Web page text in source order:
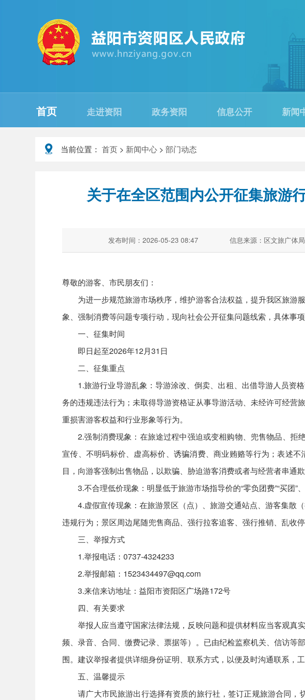
首页 走进资阳 政务资阳 信息公开 新闻
当前位置： 首页 > 新闻中心 > 部门动态
关于在全区范围内公开征集旅游
发布时间：2026-05-23 08:47 信息来源：区文旅广体局
尊敬的游客、市民朋友们：
为进一步规范旅游市场秩序，维护游客合法权益，提升我区旅游
象、强制消费等问题专项行动，现向社会公开征集问题线索，具体事项
一、征集时间
即日起至2026年12月31日
二、征集重点
1.旅游行业导游乱象：导游涂改、倒卖、出租、出借导游人员资
务的违规违法行为；未取得导游资格证从事导游活动、未经许可经
重损害游客权益和行业形象等行为。
2.强制消费现象：在旅途过程中强迫或变相购物、兜售物品、拒
宣传、不明码标价、虚高标价、诱骗消费、商业贿赂等行为；表述
目，向游客强制出售物品，以欺骗、胁迫游客消费或者与经营者串通
3.不合理低价现象：明显低于旅游市场指导价的“零负团费”“买团”、
4.虚假宣传现象：在旅游景区（点）、旅游交通站点、游客集散
违规行为；景区周边尾随兜售商品、强行拉客追客、强行推销、乱收
三、举报方式
1.举报电话：0737-4324233
2.举报邮箱：1523434497@qq.com
3.来信来访地址：益阳市资阳区广场路172号
四、有关要求
举报人应当遵守国家法律法规，反映问题和提供材料应当客观真
频、录音、合同、缴费记录、票据等）。已由纪检监察机关、信访
围。建议举报者提供详细身份证明、联系方式，以便及时沟通联系，
五、温馨提示
请广大市民旅游出行选择有资质的旅行社，签订正规旅游合同，